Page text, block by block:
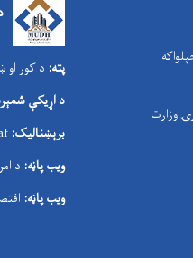
وزارت
پته: د کور او
د اړیکې
برېښنالیک:
ویب پاڼه: د
ویب پاڼه: